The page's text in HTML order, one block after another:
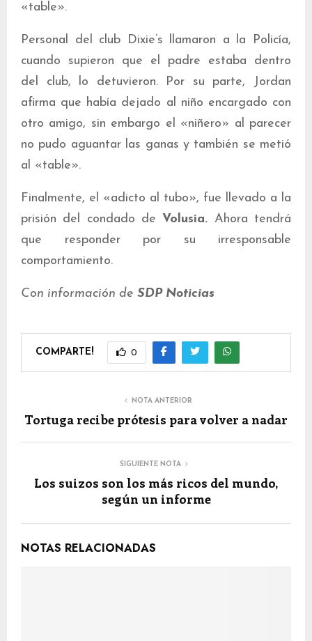
«table».
Personal del club Dixie’s llamaron a la Policía,
cuando supieron que el padre estaba dentro
del club, lo detuvieron. Por su parte, Jordan
afirma que había dejado al niño encargado con
otro amigo, sin embargo el «niñero» al parecer
no pudo aguantar las ganas y también se metió
al «table».
Finalmente, el «adicto al tubo», fue llevado a la
prisión del condado de Volusia. Ahora tendrá
que responder por su irresponsable
comportamiento.
Con información de SDP Noticias
COMPARTE! 0
NOTA ANTERIOR
Tortuga recibe prótesis para volver a nadar
SIGUIENTE NOTA
Los suizos son los más ricos del mundo,
según un informe
NOTAS RELACIONADAS